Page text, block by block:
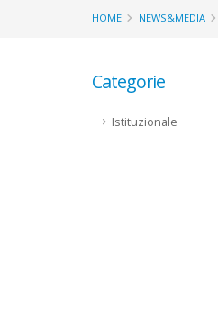
HOME NEWS&MEDIA
Categorie
Istituzionale